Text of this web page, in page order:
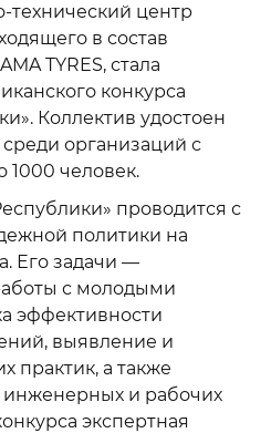
центр
в состав
TYRES, стала
конкурса
Коллектив удостоен
организаций с
1000 человек.
проводится с
политики на
Его задачи —
с молодыми
эффективности
выявление и
практик, а также
и рабочих
экспертная